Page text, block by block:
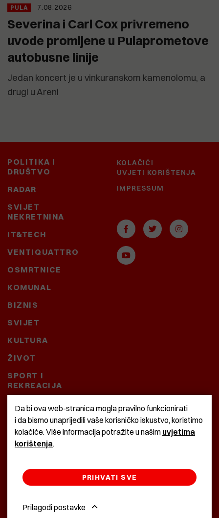
PULA 7.08.2026
Severina i Carl Cox privremeno
uvode promijene u Pulaprometove
autobusne linije
Jedan koncert je u vinkuranskom kamenolomu, a
drugi u Areni
POLITIKA I
DRUŠTVO
RADAR
SVIJET
NEKRETNINA
IT&TECH
VENTIQUATTRO
OSMRTNICE
KOMUNAL
BIZNIS
SVIJET
KULTURA
ŽIVOT
SPORT I
REKREACIJA
CRNA KRONIKA
BAŠTARDINI I PRAVI
KRASNA ZEMLJA
KOLAČIĆI
UVJETI KORIŠTENJA
IMPRESSUM
Da bi ova web-stranica mogla pravilno funkcionirati
i da bismo unaprijedili vaše korisničko iskustvo, koristimo
kolačiće. Više informacija potražite u našim uvjetima
korištenja.
Prilagodi postavke
PRIHVATI SVE